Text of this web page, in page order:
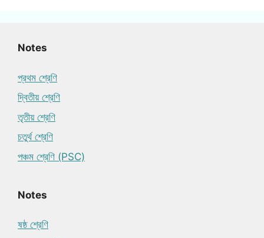
Notes
প্রথম শ্রেণি
দ্বিতীয় শ্রেণি
তৃতীয় শ্রেণি
চতুর্থ শ্রেণি
পঞ্চম শ্রেণি (PSC)
Notes
ষষ্ঠ শ্রেণি